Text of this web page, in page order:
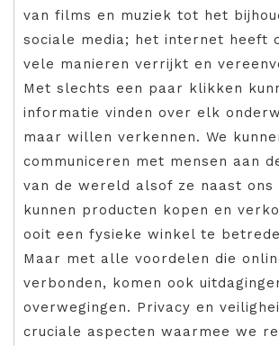
van films en muziek tot het
sociale media; het internet heeft
vele manieren verrijkt en
Met slechts een paar klikken
informatie vinden over elk
maar willen verkennen. We
communiceren met mensen aan
van de wereld alsof ze naast ons
kunnen producten kopen en
ooit een fysieke winkel te
Maar met alle voordelen die
verbonden, komen ook
overwegingen. Privacy en
cruciale aspecten waarmee we